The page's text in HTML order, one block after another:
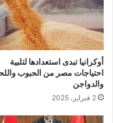
أوكرانيا تبدى استعدادها لتلبية
احتياجات مصر من الحبوب
والدواجن
2 فبراير، 2025